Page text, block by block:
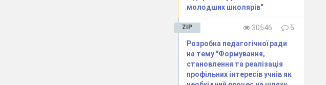
молодших школярів"
ZIP 30546
5
Розробка педагогічної ради
на тему "Формування,
становлення та реалізація
профільних інтересів учнів як